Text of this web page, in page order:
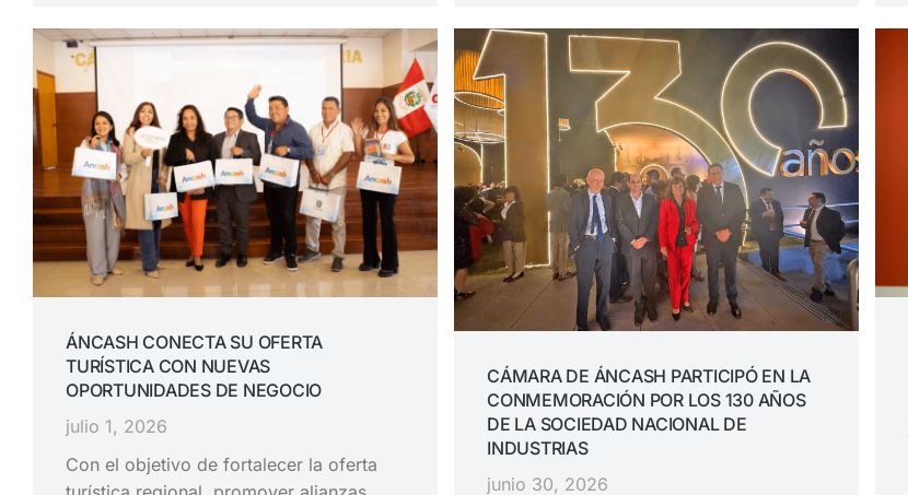
ÁNCASH CONECTA SU OFERTA
TURÍSTICA CON NUEVAS
OPORTUNIDADES DE NEGOCIO
julio 1, 2026
Con el objetivo de fortalecer la oferta
CÁMARA DE ÁNCASH PARTICIPÓ EN LA
CONMEMORACIÓN POR LOS 130 AÑOS
DE LA SOCIEDAD NACIONAL DE
INDUSTRIAS
junio 30, 2026